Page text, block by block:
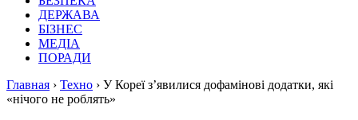
ДЕРЖАВА
БІЗНЕС
МЕДІА
ПОРАДИ
Главная › Техно › У Кореї з’явилися дофамінові додатки, які
«нічого не роблять»